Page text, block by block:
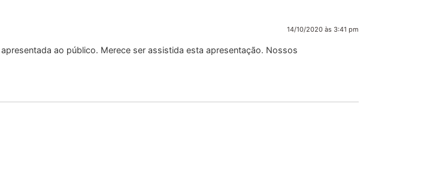
14/10/2020 às 3:41 pm
ao público. Merece ser assistida esta apresentação. Nossos